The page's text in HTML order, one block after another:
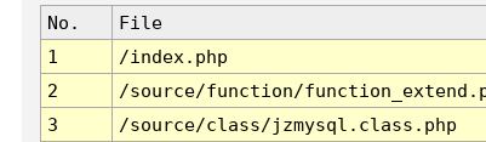
No. File
1
/index.php
2
/source/function/
3
/source/class/jzmysql.class.php